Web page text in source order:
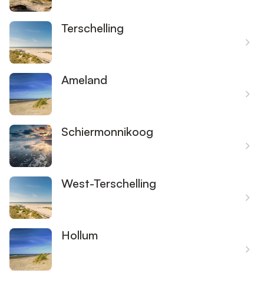
Terschelling
Ameland
Schiermonnikoog
West-Terschelling
Hollum